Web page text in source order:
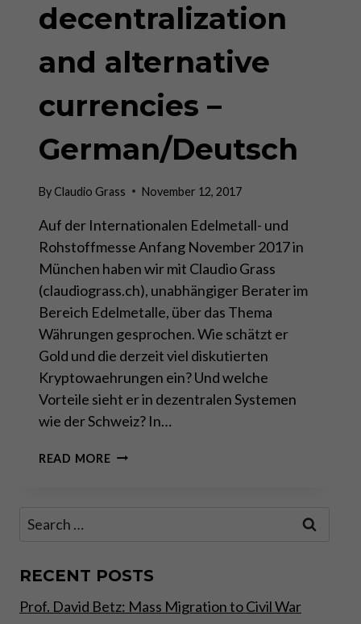
decentralization
and alternative
currencies –
German/Deutsch
ByClaudio Grass November 12, 2017
Auf der Internationalen Edelmetall- und
Rohstoffmesse Anfang November 2017 in
München haben wir mit Claudio Grass
(claudiograss.ch), unabhängiger Berater im
Bereich Edelmetalle, über das Thema
Währungen gesprochen. Wie schätzt er
Gold und die derzeit viel diskutierten
Kryptowaehrungen ein? Und welche
Vorteile sieht er in dezentralen Systemen
wie der Schweiz? In…
READ MORERESPONSA
AND
CURRENCIES
Search
RECENT POSTS
Prof. David Betz: Mass Migration to Civil War